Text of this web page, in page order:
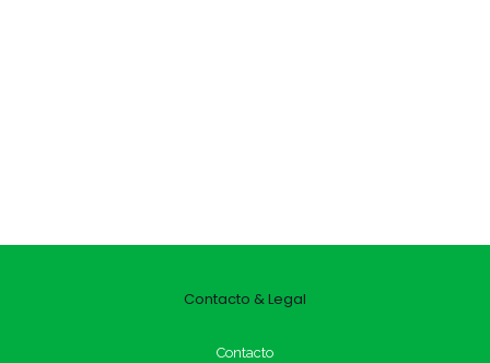
Contacto & Legal
Contacto